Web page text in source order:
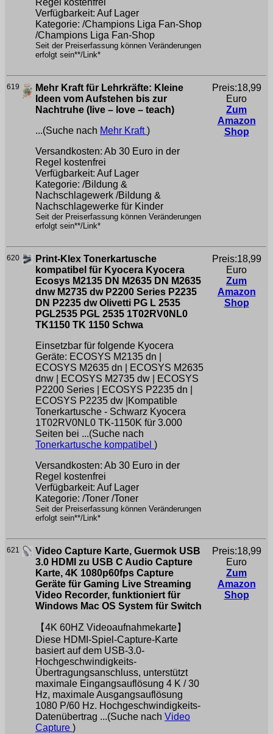
Regel kostenfrei
Verfügbarkeit: Auf Lager
Kategorie: /Champions Liga Fan-Shop
/Champions Liga Fan-Shop
Seit der Preiserfassung können Veränderungen
erfolgt sein**/Link*
619
Mehr Kraft für Lehrkräfte: Kleine
Ideen vom Aufstehen bis zur
Nachtruhe (live – love – teach)
...(Suche nach Mehr Kraft)
Versandkosten: Ab 30 Euro in der
Regel kostenfrei
Verfügbarkeit: Auf Lager
Kategorie: /Bildung &
Nachschlagewerk /Bildung &
Nachschlagewerke für Kinder
Seit der Preiserfassung können Veränderungen
erfolgt sein**/Link*
Preis:18,99
Euro
Zum
Amazon
Shop
620
Print-Klex Tonerkartusche
kompatibel für Kyocera Kyocera
Ecosys M2135 DN M2635 DN M2635
dnw M2735 dw P2200 Series P2235
DN P2235 dw Olivetti PG L 2535
PGL2535 PGL 2535 1T02RV0NL0
TK1150 TK 1150 Schwa
Einsetzbar für folgende Kyocera
Geräte: ECOSYS M2135 dn |
ECOSYS M2635 dn | ECOSYS M2635
dnw | ECOSYS M2735 dw | ECOSYS
P2200 Series | ECOSYS P2235 dn |
ECOSYS P2235 dw |Kompatible
Tonerkartusche - Schwarz Kyocera
1T02RV0NL0 TK-1150K für 3.000
Seiten bei ...(Suche nach
Tonerkartusche kompatibel )
Versandkosten: Ab 30 Euro in der
Regel kostenfrei
Verfügbarkeit: Auf Lager
Kategorie: /Toner /Toner
Seit der Preiserfassung können Veränderungen
erfolgt sein**/Link*
Preis:18,99
Euro
Zum
Amazon
Shop
621
Video Capture Karte, Guermok USB
3.0 HDMI zu USB C Audio Capture
Karte, 4K 1080p60fps Capture
Geräte für Gaming Live Streaming
Video Recorder, funktioniert für
Windows Mac OS System für Switch
【4K 60HZ Videoaufnahmekarte】
Diese HDMI-Spiel-Capture-Karte
basiert auf dem USB-3.0-
Hochgeschwindigkeits-
Übertragungsanschluss, unterstützt
maximale Eingangsauflösung 4 K / 30
Hz, maximale Ausgangsauflösung
1080 P/60 Hz. Hochgeschwindigkeits-
Datenübertrag ...(Suche nach Video
Capture )
Preis:18,99
Euro
Zum
Amazon
Shop